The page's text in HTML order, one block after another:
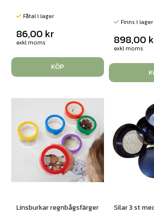
Fåtal i lager
86,00 kr
exkl moms
KÖP
Finns i lager
898,00
exkl moms
Linsburkar regnbågsfärger Silar 3 st